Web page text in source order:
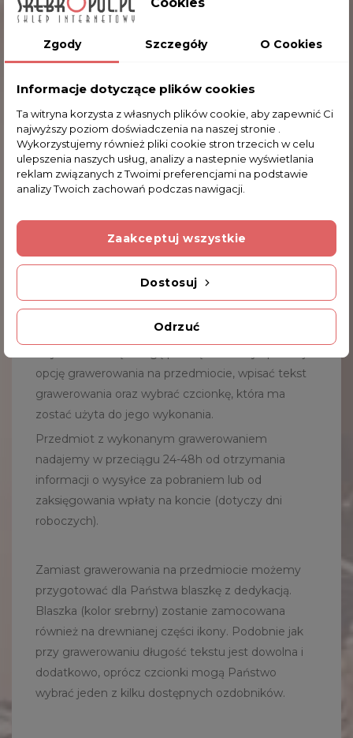
Aby uatrakcyjnić zakupiony przedmiot oferujemy
dowolnego tekstu na drewnianej podstawie. Ikona
indywidualny grawer sprawi, że stanie się pamiątką
na długie lata. Wykonany grawer jest trwały i
nieusuwalny co czyni taka ikonę niepowtarzalnym
przedmiotem.
Długość podanego tekstu jest dowolna, jedynym
w przypadku wątpliwości kontaktujmy się
telefonicznie lub meilowo. Grawer wykonujemy
poziomo jak na przykładowych zdjęciach.
Poniżej prezentujemy Państwu kilka zdjęć z już
wykonanymi grawerowaniami (aby powiększyć
zdjęcie należy w nie kliknąć).
opcję grawerowania na przedmiocie, wpisać tekst
grawerowania oraz wybrać czcionkę, która ma
zostać użyta do jego wykonania.
Przedmiot z wykonanym grawerowaniem
nadajemy w przeciągu 24-48h od otrzymania
informacji o wysyłce za pobraniem lub od
zaksięgowania wpłaty na koncie (dotyczy dni
roboczych).
Zamiast grawerowania na przedmiocie możemy
przygotować dla Państwa blaszkę z dedykacją.
Blaszka (kolor srebrny) zostanie zamocowana
również na drewnianej części ikony. Podobnie jak
przy grawerowaniu długość tekstu jest dowolna i
dodatkowo, oprócz czcionki mogą Państwo
wybrać jeden z kilku dostępnych ozdobników.
Cookies
Zgody Szczegóły O Cookies
Informacje dotyczące plików cookies
Ta witryna korzysta z własnych plików cookie, aby zapewnić Ci
najwyższy poziom doświadczenia na naszej stronie .
Wykorzystujemy również pliki cookie stron trzecich w celu
ulepszenia naszych usług, analizy a nastepnie wyświetlania
reklam związanych z Twoimi preferencjami na podstawie
analizy Twoich zachowań podczas nawigacji.
Odrzuć
Dostosuj
Zaakceptuj wszystkie